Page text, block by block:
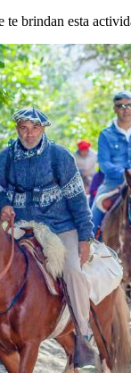
te brindan esta